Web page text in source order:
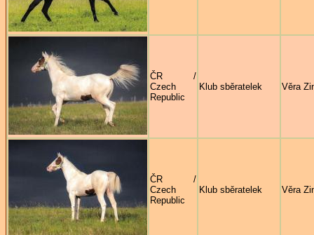
ČR /
Czech
Republic
Klub sběratelek Věra
ČR /
Czech
Republic
Klub sběratelek Věra